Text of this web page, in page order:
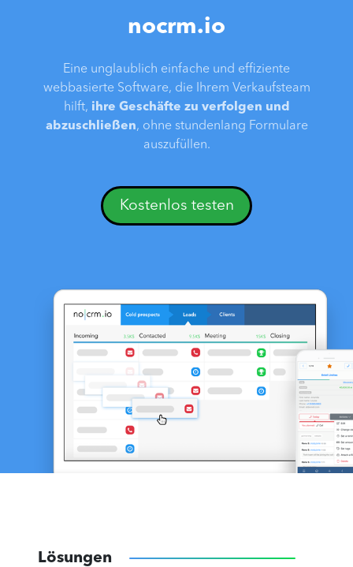
nocrm.io
Eine unglaublich einfache und effiziente
webbasierte Software, die Ihrem Verkaufsteam
hilft, ihre Geschäfte zu verfolgen und
abzuschließen, ohne stundenlang Formulare
auszufüllen.
Kostenlos testen
Lösungen